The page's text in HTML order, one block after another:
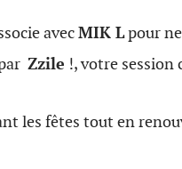
avecMIK Lpour
Zzile !, votre session
les fêtes tout en